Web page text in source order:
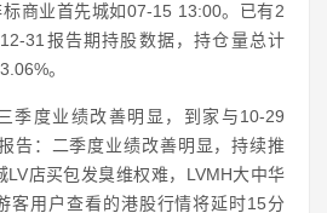
商业首先城如07-15 13:00。已有2
31报告期持股数据，持仓量总计
。
季度业绩改善明显，到家与10-29
告：二季度业绩改善明显，持续推
店买包发臭维权难，LVMH大中华
客用户查看的港股行情将延时15分